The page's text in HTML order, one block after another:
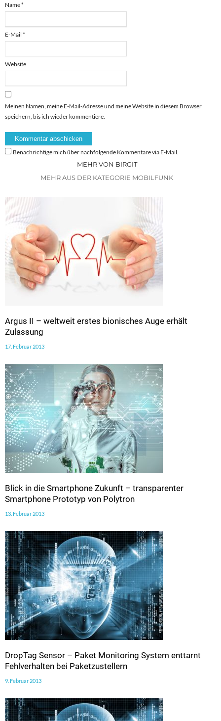
Name*
E-Mail *
Website
Meinen Namen, meine E-Mail-Adresse und meine Website in diesem Browser
speichern, bis ich wieder kommentiere.
Benachrichtige mich über nachfolgende Kommentare via E-Mail.
MEHR VON BIRGIT
MEHR AUS DER KATEGORIE MOBILFUNK
Argus II – weltweit erstes bionisches Auge erhält
Zulassung
17. Februar 2013
Blick in die Smartphone Zukunft – transparenter
Smartphone Prototyp von Polytron
13. Februar 2013
DropTag Sensor – Paket Monitoring System enttarnt
Fehlverhalten bei Paketzustellern
9. Februar 2013